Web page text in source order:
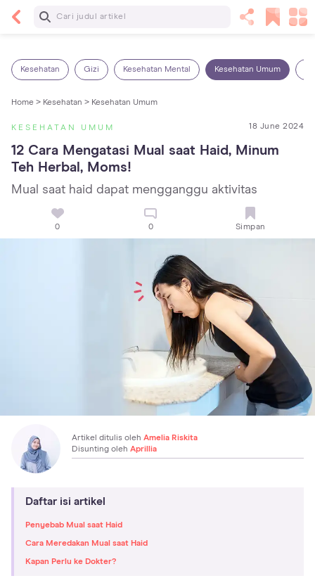
Baca Selanjutnya
Kesehatan Gizi Kesehatan Mental Kesehatan Umum
Home > Kesehatan > Kesehatan Umum
KESEHATAN UMUM 18 June 2024
12 Cara Mengatasi Mual saat Haid, Minum
Teh Herbal, Moms!
Mual saat haid dapat mengganggu aktivitas
0 0 Simpan
Artikel ditulis oleh Amelia Riskita
Disunting oleh Aprillia
Daftar isi artikel
Penyebab Mual saat Haid
Cara Meredakan Mual saat Haid
Kapan Perlu ke Dokter?